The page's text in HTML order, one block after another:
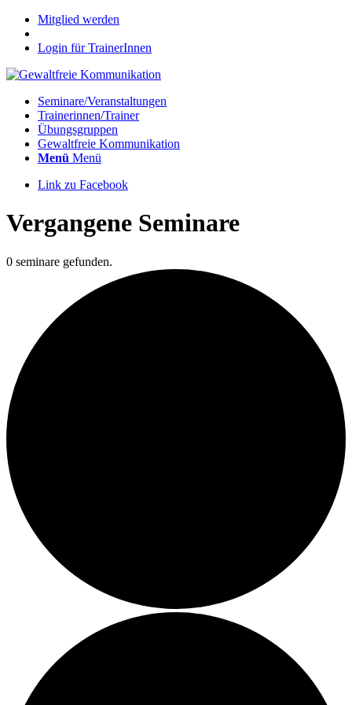
Mitglied werden
Login für TrainerInnen
Seminare/Veranstaltungen
Trainerinnen/Trainer
Übungsgruppen
Gewaltfreie Kommunikation
Menü Menü
Link zu Facebook
Vergangene Seminare
0 seminare gefunden.